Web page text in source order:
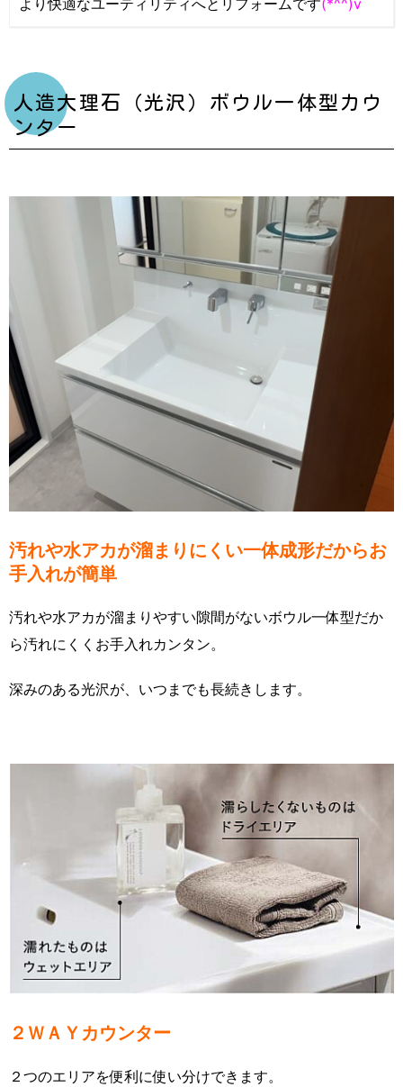
人造大理石（光沢）ボウル一体型カウ
ンター
汚れや水アカが溜まりにくい一体成形だからお
手入れが簡単
汚れや水アカが溜まりやすい隙間がないボウル一体型だか
ら汚れにくくお手入れカンタン。
深みのある光沢が、いつまでも長続きします。
２ＷＡＹカウンター
２つのエリアを便利に使い分けできます。